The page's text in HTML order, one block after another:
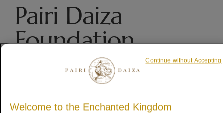
Pairi Daiza
Foundation
Welcome to the Enchanted Kingdom
Continue without Accepting